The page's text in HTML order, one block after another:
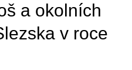
a okolních
v roce